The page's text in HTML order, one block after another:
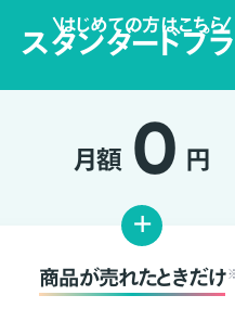
はじめての方はこちら
スタンダードプ
月額 0 円
+
商品が売れたときだけ